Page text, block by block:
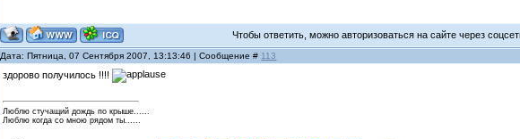
Чтобы ответить, можно авторизоваться на сайте через
Дата: Пятница, 07 Сентября 2007, 13:13:46 | Сообщение # 113
здорово получилось !!!!
Люблю стучащий дождь по крыше......
Люблю когда со мною рядом ты......